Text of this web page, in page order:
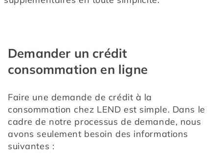
Demander un crédit
consommation en ligne
Faire une demande de crédit à la
consommation chez LEND est simple. Dans le
cadre de notre processus de demande, nous
avons seulement besoin des informations
suivantes :